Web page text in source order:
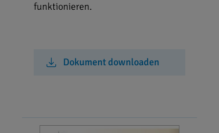
funktionieren.
Dokument downloaden